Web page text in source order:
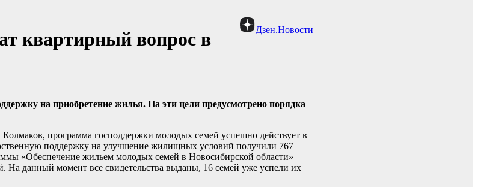
Дзен.Новости
квартирный вопрос в
на приобретение жилья. На эти цели предусмотрено порядка
программа господдержки молодых семей успешно действует в
поддержку на улучшение жилищных условий получили 767
«Обеспечение жильем молодых семей в Новосибирской области»
На данный момент все свидетельства выданы, 16 семей уже успели их